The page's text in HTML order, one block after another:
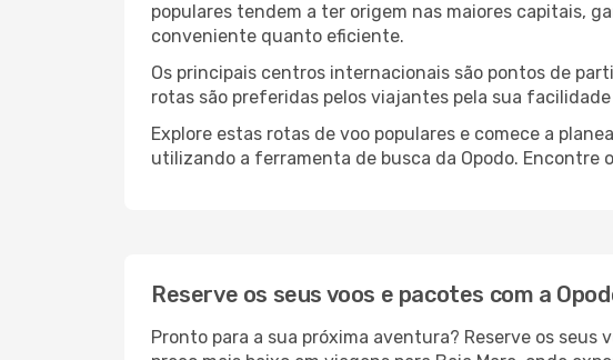
populares tendem a ter origem nas maiores capitais,
conveniente quanto eficiente.
Os principais centros internacionais são pontos de
rotas são preferidas pelos viajantes pela sua
Explore estas rotas de voo populares e comece a
utilizando a ferramenta de busca da Opodo. Encontre
Reserve os seus voos e pacotes com a
Pronto para a sua próxima aventura? Reserve os